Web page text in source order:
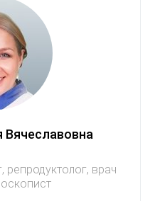
репродуктолог, врач